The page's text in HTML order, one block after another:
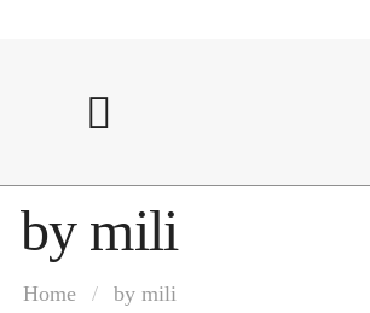
A propos
by mili
Home / by mili